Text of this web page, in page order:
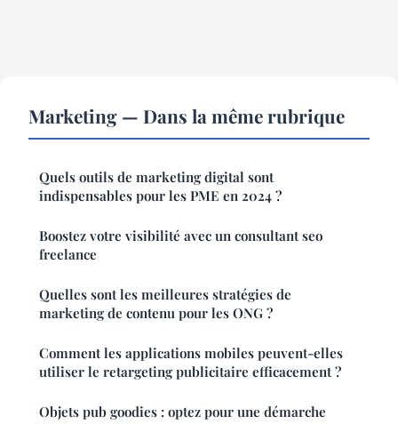
Marketing — Dans la même rubrique
Quels outils de marketing digital sont
indispensables pour les PME en 2024 ?
Boostez votre visibilité avec un consultant seo
freelance
Quelles sont les meilleures stratégies de
marketing de contenu pour les ONG ?
Comment les applications mobiles peuvent-elles
utiliser le retargeting publicitaire efficacement ?
Objets pub goodies : optez pour une démarche